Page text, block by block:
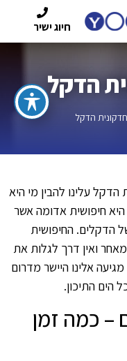
חיוג ישיר
הדקל
הדקל
עלינו להבין מי היא
חיפושית אדומה אשר
הדקלים. החיפושית
ואין דרך לגלות את
אלינו היישר מדרום
הים התיכון.
– כמה זמן